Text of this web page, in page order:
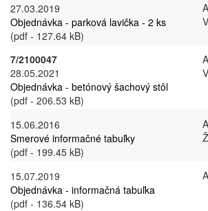
27.03.2019
Objednávka - parková lavička - 2 ks
(pdf - 127.64 kB)
7/2100047
28.05.2021
Objednávka - betónový šachový stôl
(pdf - 206.53 kB)
15.06.2016
Smerové informačné tabuľky
(pdf - 199.45 kB)
15.07.2019
Objednávka - informačná tabuľka
(pdf - 136.54 kB)